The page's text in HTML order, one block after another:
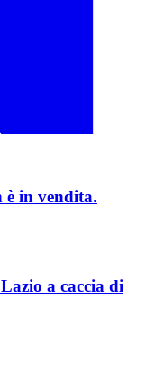
in vendita.
a caccia di